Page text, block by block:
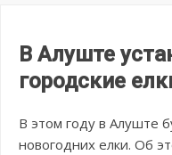
В Алуште
городские
В этом году в Алуште
новогодних елки. Об